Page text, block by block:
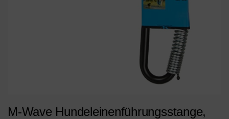
M-Wave Hundeleinenführungsstange,